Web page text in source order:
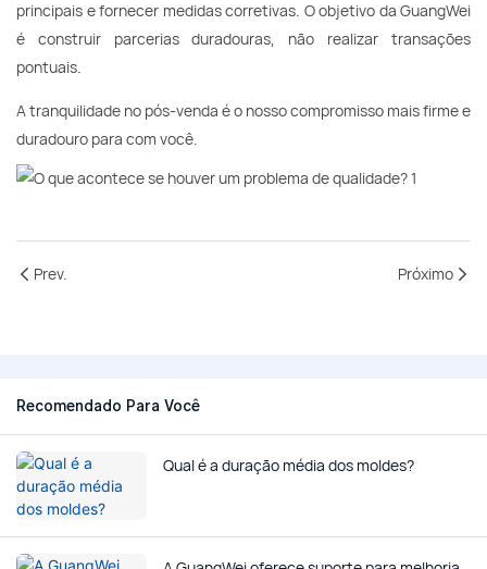
principais e fornecer medidas corretivas. O objetivo da GuangWei
é construir parcerias duradouras, não realizar transações
pontuais.
A tranquilidade no pós-venda é o nosso compromisso mais firme e
duradouro para com você.
Prev. Próximo
Recomendado Para Você
Qual é a duração média dos moldes?